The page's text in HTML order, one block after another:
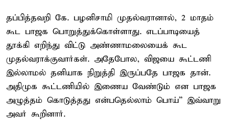
தப்பித்தவறி கே. பழனிசாமி முதல்வரானால், 2 மாதம்
கூட பாஜக பொறுத்துக்கொள்ளாது. எடப்பாடியைத்
தூக்கி எறிந்து விட்டு அண்ணாமலையைக் கூட
முதல்வராக்குவார்கள். அதேபோல, விஜயை கூட்டணி
இல்லாமல் தனியாக நிறுத்தி இருப்பதே பாஜக தான்.
அதிமுக கூட்டணியில் இணைய வேண்டும் என பாஜக
அழுத்தம் கொடுத்தது என்பதெல்லாம் பொய்” இவ்வாறு
அவர் கூறினார்.